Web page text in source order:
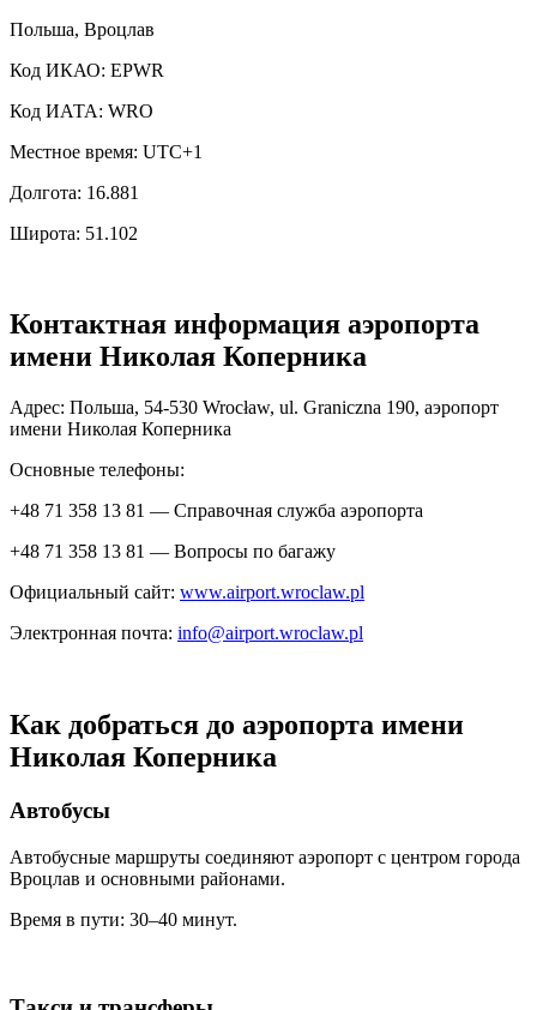
Польша, Вроцлав
Код ИКАО: EPWR
Код ИАТА: WRO
Местное время: UTC+1
Долгота: 16.881
Широта: 51.102
Контактная информация аэропорта
имени Николая Коперника
Адрес: Польша, 54-530 Wrocław, ul. Graniczna 190, аэропорт
имени Николая Коперника
Основные телефоны:
+48 71 358 13 81 — Справочная служба аэропорта
+48 71 358 13 81 — Вопросы по багажу
Официальный сайт: www.airport.wroclaw.pl
Электронная почта: info@airport.wroclaw.pl
Как добраться до аэропорта имени
Николая Коперника
Автобусы
Автобусные маршруты соединяют аэропорт с центром города
Вроцлав и основными районами.
Время в пути: 30–40 минут.